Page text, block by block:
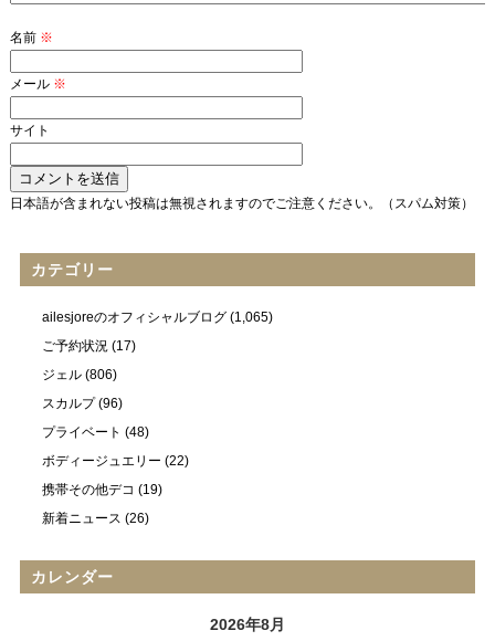
名前 ※
メール ※
サイト
日本語が含まれない投稿は無視されますのでご注意ください。（スパム対策）
カテゴリー
ailesjoreのオフィシャルブログ(1,065)
ご予約状況(17)
ジェル(806)
スカルプ(96)
プライベート (48)
ボディージュエリー (22)
携帯その他デコ (19)
新着ニュース (26)
カレンダー
2026年8月